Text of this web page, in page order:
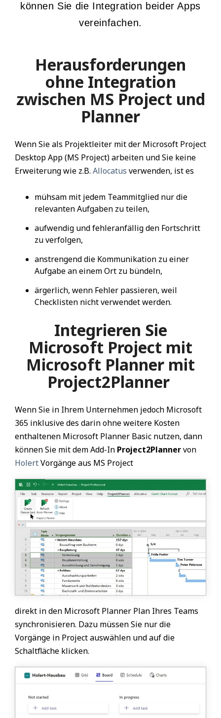
können Sie die Integration beider Apps
vereinfachen.
Herausforderungen
ohne Integration
zwischen MS Project und
Planner
Wenn Sie als Projektleiter mit der Microsoft Project
Desktop App (MS Project) arbeiten und Sie keine
Erweiterung wie z.B. Allocatus verwenden, ist es
mühsam mit jedem Teammitglied nur die
relevanten Aufgaben zu teilen,
aufwendig und fehleranfällig den Fortschritt
zu verfolgen,
anstrengend die Kommunikation zu einer
Aufgabe an einem Ort zu bündeln,
ärgerlich, wenn Fehler passieren, weil
Checklisten nicht verwendet werden.
Integrieren Sie
Microsoft Project mit
Microsoft Planner mit
Project2Planner
Wenn Sie in Ihrem Unternehmen jedoch Microsoft
365 inklusive des darin ohne weitere Kosten
enthaltenen Microsoft Planner Basic nutzen, dann
können Sie mit dem Add-In Project2Plannervon
HolertVorgänge aus MS Project
direkt in den Microsoft Planner Plan Ihres Teams
synchronisieren. Dazu müssen Sie nur die
Vorgänge in Project auswählen und auf die
Schaltfläche klicken.